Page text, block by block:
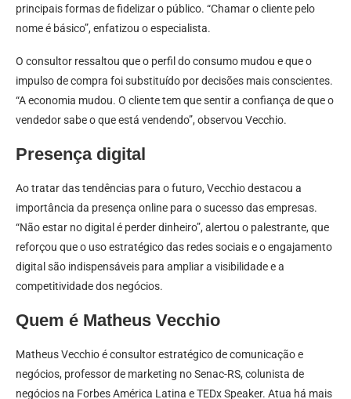
principais formas de fidelizar o público. “Chamar o cliente pelo
nome é básico”, enfatizou o especialista.
O consultor ressaltou que o perfil do consumo mudou e que o
impulso de compra foi substituído por decisões mais conscientes.
“A economia mudou. O cliente tem que sentir a confiança de que o
vendedor sabe o que está vendendo”, observou Vecchio.
Presença digital
Ao tratar das tendências para o futuro, Vecchio destacou a
importância da presença online para o sucesso das empresas.
“Não estar no digital é perder dinheiro”, alertou o palestrante, que
reforçou que o uso estratégico das redes sociais e o engajamento
digital são indispensáveis para ampliar a visibilidade e a
competitividade dos negócios.
Quem é Matheus Vecchio
Matheus Vecchio é consultor estratégico de comunicação e
negócios, professor de marketing no Senac-RS, colunista de
negócios na Forbes América Latina e TEDx Speaker. Atua há mais